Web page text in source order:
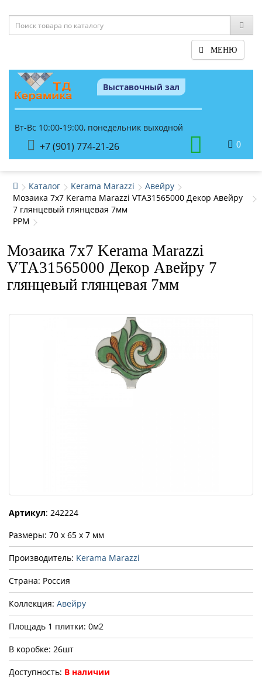
МЕНЮ
Выставочный зал
Вт-Вс 10:00-19:00, понедельник выходной
+7 (901) 774-21-26 0
Каталог Kerama Marazzi
Авейру
Мозаика 7x7 Kerama Marazzi VTA31565000 Декор Авейру
7 глянцевый глянцевая 7мм
PPM
Мозаика 7x7 Kerama Marazzi
VTA31565000 Декор Авейру 7
глянцевый глянцевая 7мм
Артикул: 242224
Размеры: 70 x 65 x 7 мм
Производитель: Kerama Marazzi
Страна: Россия
Коллекция: Авейру
Площадь 1 плитки: 0м2
В коробке: 26шт
Доступность: В наличии